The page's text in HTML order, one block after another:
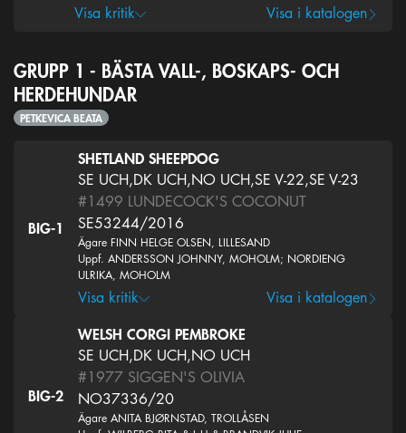
Visa kritik Visa i katalogen
GRUPP 1 - BÄSTA VALL-, BOSKAPS- OCH
HERDEHUNDAR
PETKEVICA BEATA
BIG-1
SHETLAND SHEEPDOG
SE UCH,DK UCH,NO UCH,SE V-22,SE V-23
#1499 LUNDECOCK'S COCONUT
SE53244/2016
Ägare FINN HELGE OLSEN, LILLESAND
Uppf. ANDERSSON JOHNNY, MOHOLM; NORDIENG
ULRIKA, MOHOLM
Visa kritik Visa i katalogen
BIG-2
WELSH CORGI PEMBROKE
SE UCH,DK UCH,NO UCH
#1977 SIGGEN'S OLIVIA
NO37336/20
Ägare ANITA BJØRNSTAD, TROLLÅSEN